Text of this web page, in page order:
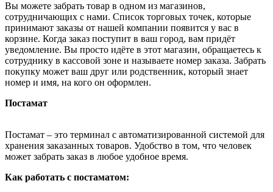
Вы можете забрать товар в одном из магазинов,
сотрудничающих с нами. Список торговых точек, которые
принимают заказы от нашей компании появится у вас в
корзине. Когда заказ поступит в ваш город, вам придёт
уведомление. Вы просто идёте в этот магазин, обращаетесь к
сотруднику в кассовой зоне и называете номер заказа. Забрать
покупку может ваш друг или родственник, который знает
номер и имя, на кого он оформлен.
Постамат
Постамат – это терминал с автоматизированной системой для
хранения заказанных товаров. Удобство в том, что человек
может забрать заказ в любое удобное время.
Как работать с постаматом: